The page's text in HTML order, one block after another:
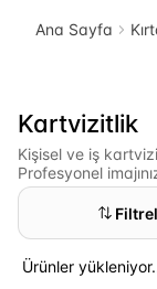
Ana Sayfa
Kartvizitlik
Kişisel ve iş
Profesyonel
Ürünler